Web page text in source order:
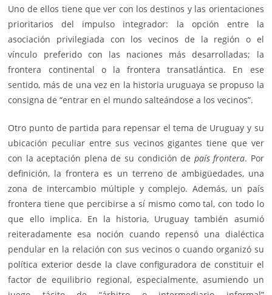
Uno de ellos tiene que ver con los destinos y las orientaciones
prioritarios del impulso integrador: la opción entre la
asociación privilegiada con los vecinos de la región o el
vínculo preferido con las naciones más desarrolladas; la
frontera continental o la frontera transatlántica. En ese
sentido, más de una vez en la historia uruguaya se propuso la
consigna de “entrar en el mundo salteándose a los vecinos”.
Otro punto de partida para repensar el tema de Uruguay y su
ubicación peculiar entre sus vecinos gigantes tiene que ver
con la aceptación plena de su condición de país frontera. Por
definición, la frontera es un terreno de ambigüedades, una
zona de intercambio múltiple y complejo. Además, un país
frontera tiene que percibirse a sí mismo como tal, con todo lo
que ello implica. En la historia, Uruguay también asumió
reiteradamente esa noción cuando repensó una dialéctica
pendular en la relación con sus vecinos o cuando organizó su
política exterior desde la clave configuradora de constituir el
factor de equilibrio regional, especialmente, asumiendo un